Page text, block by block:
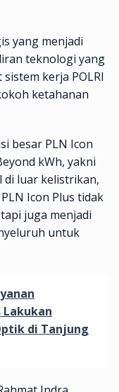
yang menjadi
teknologi yang
kerja POLRI
ketahanan
besar PLN Icon
kWh, yakni
di luar kelistrikan,
Icon Plus tidak
juga menjadi
untuk
Lakukan
di Tanjung